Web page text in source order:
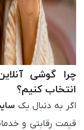
چرا گوشی
انتخاب کنیم؟
اگر به دنبال یک
قیمت رقابتی و